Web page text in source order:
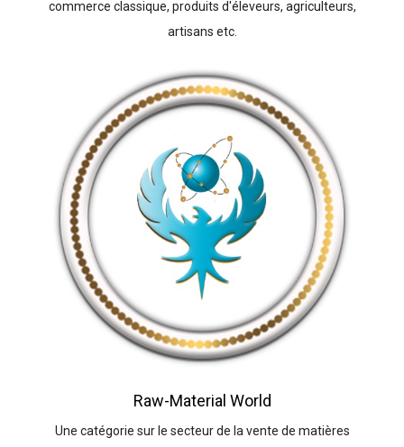
commerce classique, produits d'éleveurs, agriculteurs,
artisans etc.
Raw-Material World
Une catégorie sur le secteur de la vente de matières